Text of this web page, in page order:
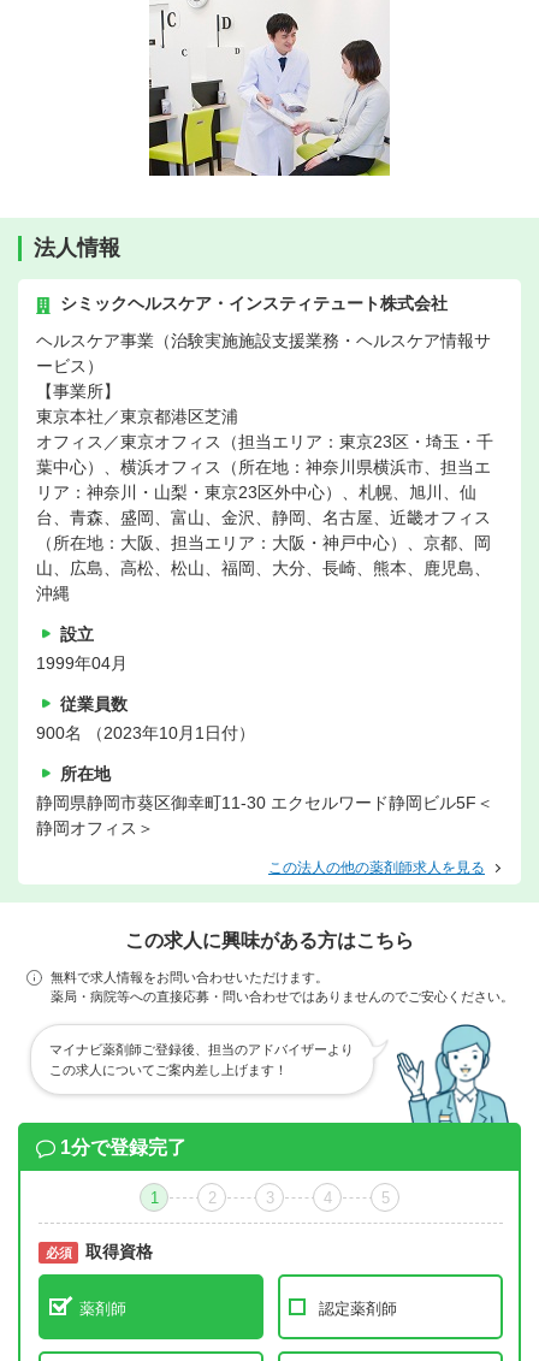
法人情報
シミックヘルスケア・インスティテュート株式会社
ヘルスケア事業（治験実施施設支援業務・ヘルスケア情報サ
ービス）
【事業所】
東京本社／東京都港区芝浦
オフィス／東京オフィス（担当エリア：東京23区・埼玉・千
葉中心）、横浜オフィス（所在地：神奈川県横浜市、担当エ
リア：神奈川・山梨・東京23区外中心）、札幌、旭川、仙
台、青森、盛岡、富山、金沢、静岡、名古屋、近畿オフィス
（所在地：大阪、担当エリア：大阪・神戸中心）、京都、岡
山、広島、高松、松山、福岡、大分、長崎、熊本、鹿児島、
沖縄
設立
1999年04月
従業員数
900名 （2023年10月1日付）
所在地
静岡県静岡市葵区御幸町11-30 エクセルワード静岡ビル5F＜
静岡オフィス＞
この法人の他の薬剤師求人を見る
この求人に興味がある方はこちら
無料で求人情報をお問い合わせいただけます。
薬局・病院等への直接応募・問い合わせではありませんのでご安心ください。
マイナビ薬剤師ご登録後、担当のアドバイザーより
この求人についてご案内差し上げます！
1分で登録完了
1 2 3 4 5
必須 取得資格
薬剤師 認定薬剤師